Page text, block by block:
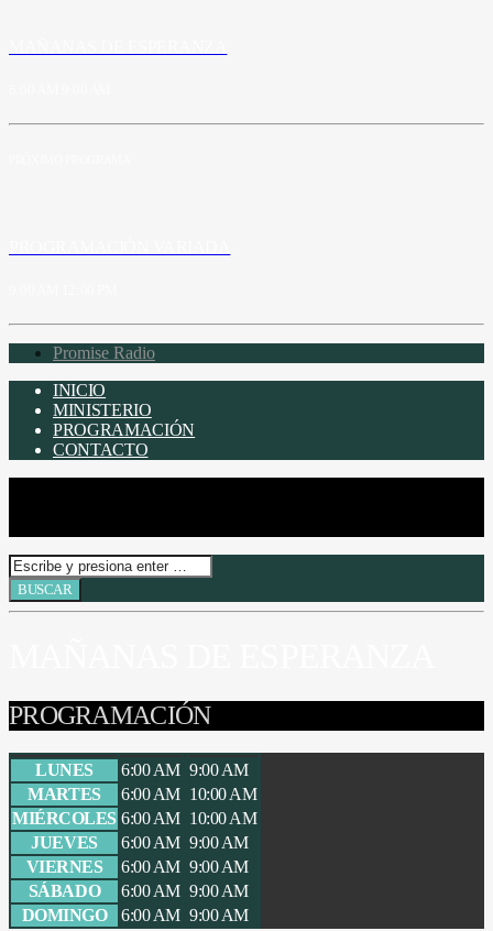
Promise Radio
INICIO
MINISTERIO
PROGRAMACIÓN
CONTACTO
PROGRAMACIÓN
LUNES 6:00 AM 9:00 AM
MARTES
6:00 AM 10:00 AM
MIÉRCOLES 6:00 AM 10:00 AM
JUEVES
6:00 AM 9:00 AM
VIERNES
6:00 AM 9:00 AM
SÁBADO
6:00 AM 9:00 AM
DOMINGO
6:00 AM 9:00 AM